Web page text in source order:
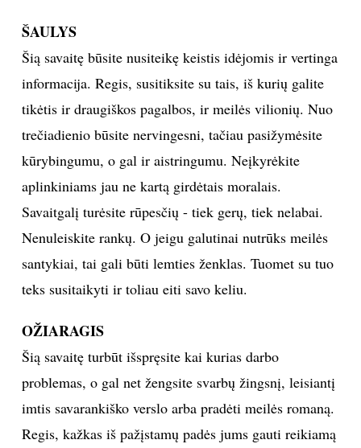
ŠAULYS
Šią savaitę būsite nusiteikę keistis idėjomis ir vertinga
informacija. Regis, susitiksite su tais, iš kurių galite
tikėtis ir draugiškos pagalbos, ir meilės vilionių. Nuo
trečiadienio būsite nervingesni, tačiau pasižymėsite
kūrybingumu, o gal ir aistringumu. Neįkyrėkite
aplinkiniams jau ne kartą girdėtais moralais.
Savaitgalį turėsite rūpesčių - tiek gerų, tiek nelabai.
Nenuleiskite rankų. O jeigu galutinai nutrūks meilės
santykiai, tai gali būti lemties ženklas. Tuomet su tuo
teks susitaikyti ir toliau eiti savo keliu.
OŽIARAGIS
Šią savaitę turbūt išspręsite kai kurias darbo
problemas, o gal net žengsite svarbų žingsnį, leisiantį
imtis savarankiško verslo arba pradėti meilės romaną.
Regis, kažkas iš pažįstamų padės jums gauti reikiamą